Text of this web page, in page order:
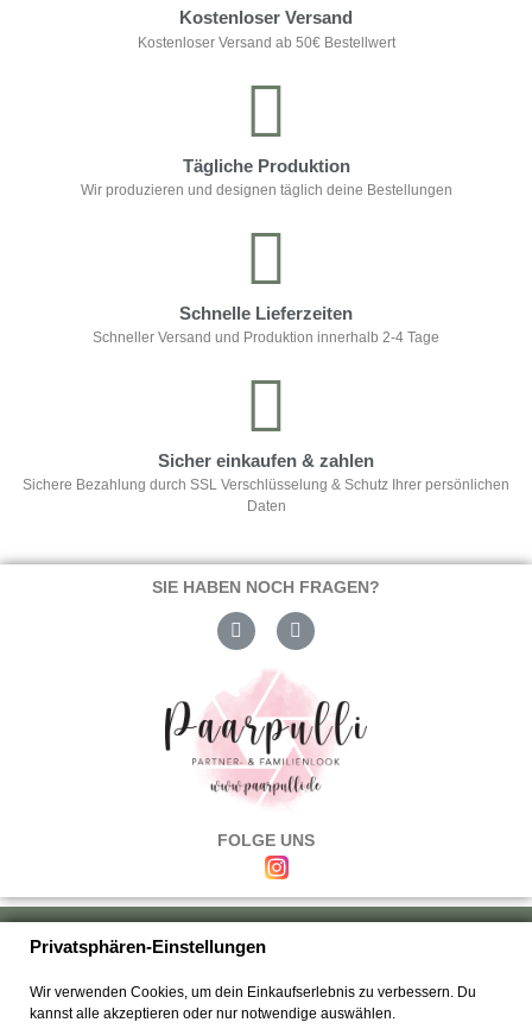
Kostenloser Versand
Kostenloser Versand ab 50€ Bestellwert
Tägliche Produktion
Wir produzieren und designen täglich deine Bestellungen
Schnelle Lieferzeiten
Schneller Versand und Produktion innerhalb 2-4 Tage
Sicher einkaufen & zahlen
Sichere Bezahlung durch SSL Verschlüsselung & Schutz Ihrer persönlichen
Daten
SIE HABEN NOCH FRAGEN?
FOLGE UNS
Über uns|Versand & Zahlung|Umtausch & Rückgabe
Kontakt
Privatsphären-Einstellungen
Wir verwenden Cookies, um dein Einkaufserlebnis zu verbessern. Du
kannst alle akzeptieren oder nur notwendige auswählen.